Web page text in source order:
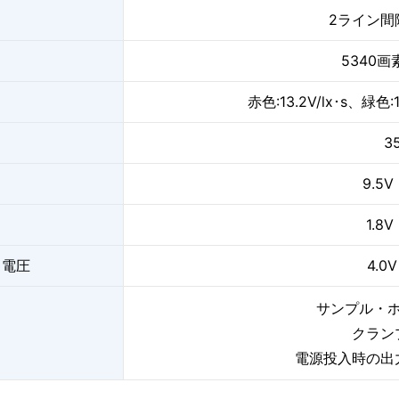
2ライン
5340画
赤色:13.2V/lx･s、緑色
9.5V
圧
サンプル・
クラ
電源投入時の